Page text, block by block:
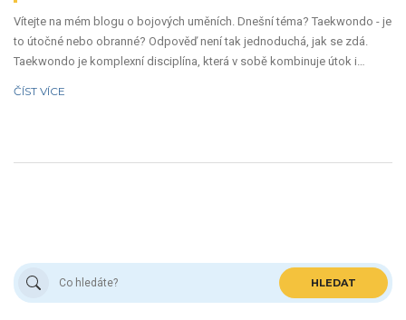
Vítejte na mém blogu o bojových uměních. Dnešní téma? Taekwondo - je
to útočné nebo obranné? Odpověď není tak jednoduchá, jak se zdá.
Taekwondo je komplexní disciplína, která v sobě kombinuje útok i
ČÍST VÍCE
HLEDAT